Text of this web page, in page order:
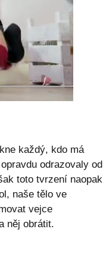
každý, kdo má
odrazovaly od
toto tvrzení naopak
naše tělo ve
vejce
něj obrátit.